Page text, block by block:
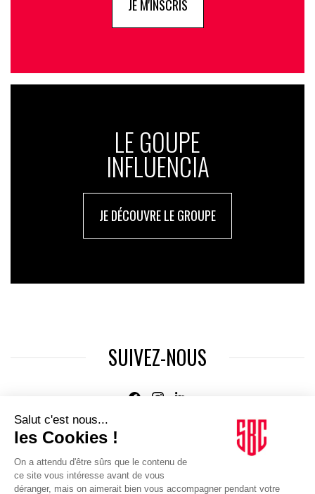
JE M'INSCRIS
LE GOUPE
INFLUENCIA
JE DÉCOUVRE LE GROUPE
SUIVEZ-NOUS